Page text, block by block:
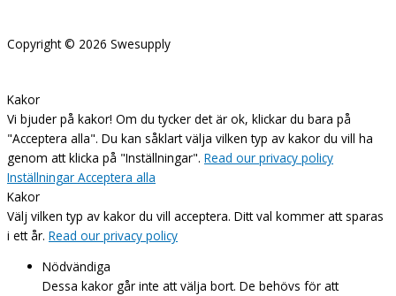
Copyright © 2026 Swesupply
Kakor
Vi bjuder på kakor! Om du tycker det är ok, klickar du bara på
"Acceptera alla". Du kan såklart välja vilken typ av kakor du vill ha
genom att klicka på "Inställningar". Read our privacy policy
Inställningar Acceptera alla
Kakor
Välj vilken typ av kakor du vill acceptera. Ditt val kommer att sparas
i ett år. Read our privacy policy
Nödvändiga
Dessa kakor går inte att välja bort. De behövs för att